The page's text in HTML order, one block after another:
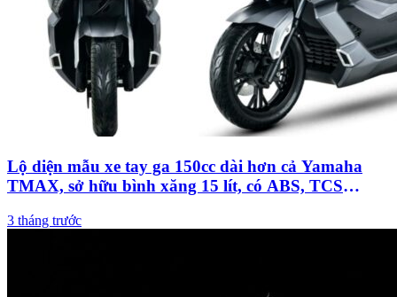
Lộ diện mẫu xe tay ga 150cc dài hơn cả Yamaha
TMAX, sở hữu bình xăng 15 lít, có ABS, TCS
3 tháng trước